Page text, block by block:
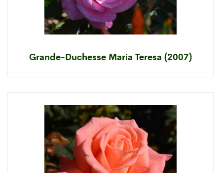
Grande-Duchesse Maria Teresa (2007)